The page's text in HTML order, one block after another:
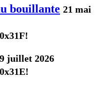
bouillante 21 mai
juillet 2026